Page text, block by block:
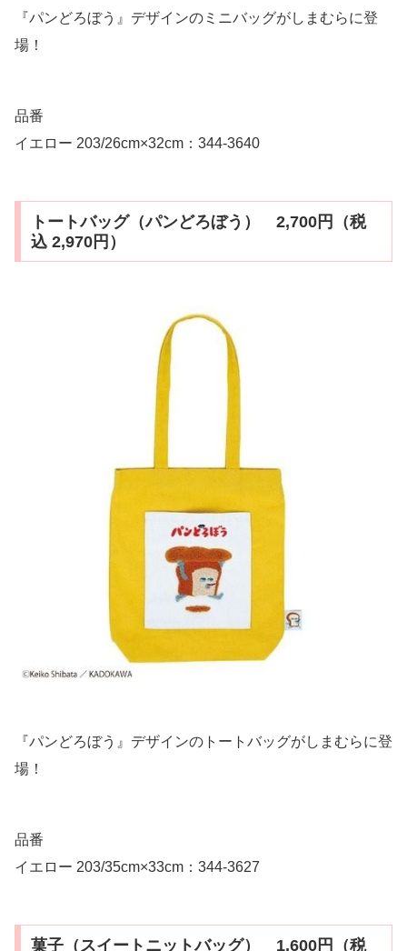
『パンどろぼう』デザインのミニバッグがしまむらに登
場！
品番
イエロー 203/26cm×32cm：344-3640
トートバッグ（パンどろぼう） 2,700円（税
込 2,970円）
『パンどろぼう』デザインのトートバッグがしまむらに登
場！
品番
イエロー 203/35cm×33cm：344-3627
菓子（スイートニットバッグ） 1,600円（税